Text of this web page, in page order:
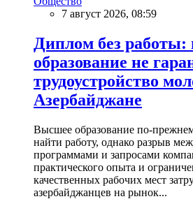
7 август 2026, 08:59
Диплом без работы:
образование не
трудоустройство
Азербайджане
Высшее образование по-
найти работу, однако разрыв
программами и запросами
практического опыта и
качественных рабочих мест
азербайджанцев на рынок...